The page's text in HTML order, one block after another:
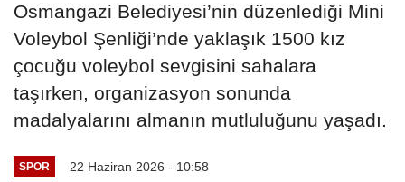
Osmangazi Belediyesi’nin düzenlediği Mini
Voleybol Şenliği’nde yaklaşık 1500 kız
çocuğu voleybol sevgisini sahalara
taşırken, organizasyon sonunda
madalyalarını almanın mutluluğunu yaşadı.
SPOR 22 Haziran 2026 - 10:58